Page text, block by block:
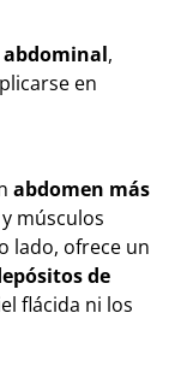
abdominal,
en
abdomen más
músculos
lado, ofrece un
de
flácida ni los